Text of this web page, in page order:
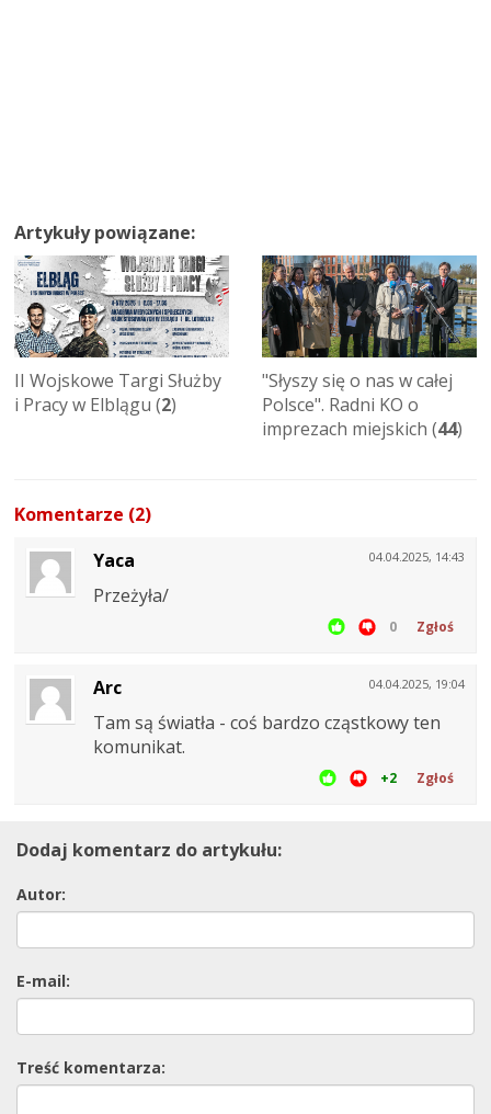
Artykuły powiązane:
II Wojskowe Targi Służby
i Pracy w Elblągu (2)
"Słyszy się o nas w całej
Polsce". Radni KO o
imprezach miejskich (44)
Komentarze (2)
04.04.2025, 14:43
Yaca
Przeżyła/
0 Zgłoś
04.04.2025, 19:04
Arc
Tam są światła - coś bardzo cząstkowy ten
komunikat.
+2 Zgłoś
Dodaj komentarz do artykułu:
Autor:
E-mail:
Treść komentarza: